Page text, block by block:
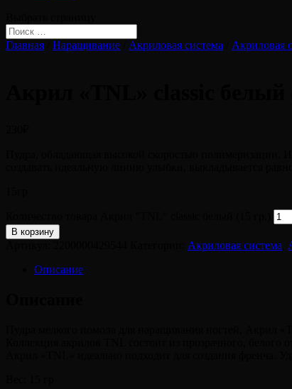
Главная Наращивание Акриловая система Акриловая
В корзину
Акриловая система
Описание